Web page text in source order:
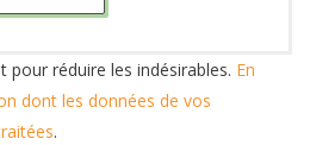
pour réduire les indésirables. En
dont les données de vos
.